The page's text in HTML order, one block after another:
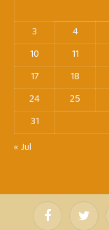
3
4
10
11
17
18
24
25
31
« Jul
FacebookTwitter